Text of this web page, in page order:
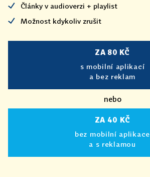
Články v audioverzi + playlist
Možnost kdykoliv zrušit
ZA 80 KČ
s mobilní aplikací
a bez reklam
nebo
ZA 40 KČ
bez mobilní aplikace
a s reklamou